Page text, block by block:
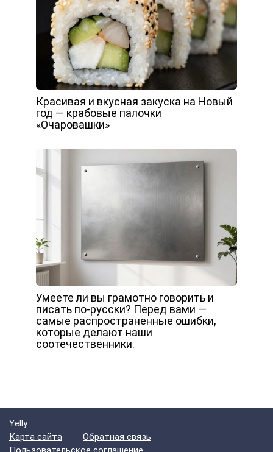
Красивая и вкусная закуска на Новый
год — крабовые палочки
«Очаровашки»
Умеете ли вы грамотно говорить и
писать по-русски? Перед вами —
самые распространенные ошибки,
которые делают наши
соотечественники.
Yelly
Карта сайта
Обратная связь